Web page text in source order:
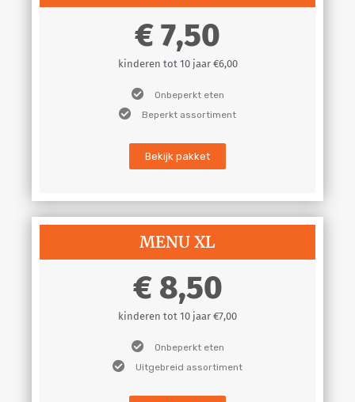
7,50
kinderen tot 10 jaar €6,00
Onbeperkt eten
Beperkt assortiment
Bekijk pakket
MENU XL
8,50
kinderen tot 10 jaar €7,00
Onbeperkt eten
Uitgebreid assortiment